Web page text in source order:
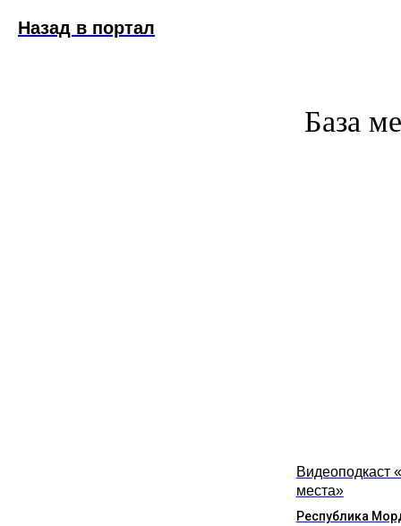
Назад в портал
База
Видеоподкаст
места»
Республика